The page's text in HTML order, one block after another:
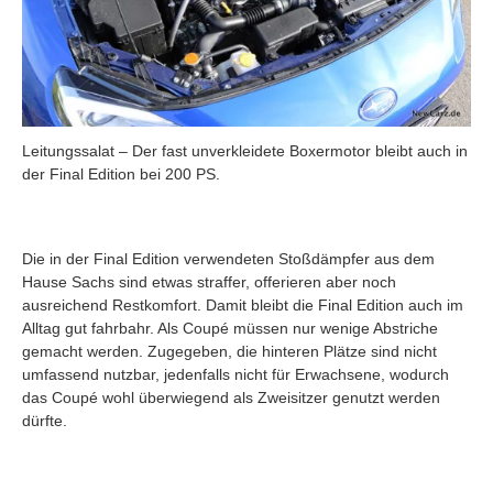
Leitungssalat – Der fast unverkleidete Boxermotor bleibt auch in
der Final Edition bei 200 PS.
Die in der Final Edition verwendeten Stoßdämpfer aus dem
Hause Sachs sind etwas straffer, offerieren aber noch
ausreichend Restkomfort. Damit bleibt die Final Edition auch im
Alltag gut fahrbahr. Als Coupé müssen nur wenige Abstriche
gemacht werden. Zugegeben, die hinteren Plätze sind nicht
umfassend nutzbar, jedenfalls nicht für Erwachsene, wodurch
das Coupé wohl überwiegend als Zweisitzer genutzt werden
dürfte.